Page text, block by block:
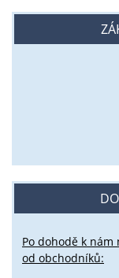
Po dohodě k
od obchodníků: